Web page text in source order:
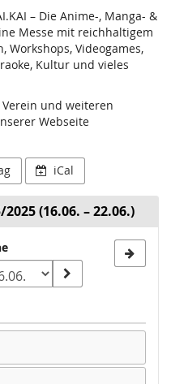
– Die Anime-, Manga- &
Messe mit reichhaltigem
Workshops, Videogames,
Kultur und vieles
und weiteren
Webseite
iCal
(16.06. – 22.06.)